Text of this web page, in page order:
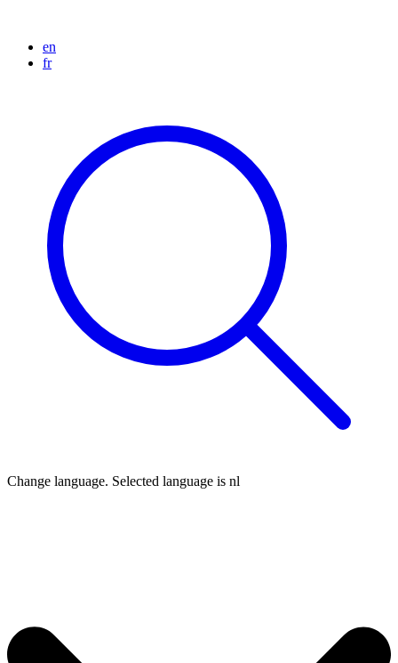
en
fr
Change language. Selected language is nl